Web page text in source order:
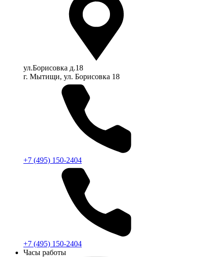
ул.Борисовка д.18
г. Мытищи, ул. Борисовка 18
+7 (495) 150-2404
+7 (495) 150-2404
Часы работы